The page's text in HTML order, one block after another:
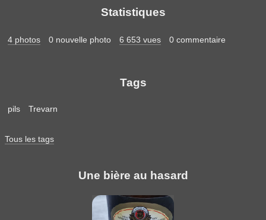
Statistiques
4 photos 0 nouvelle photo 6 653 vues 0 commentaire
Tags
pils Trevarn
Tous les tags
Une bière au hasard